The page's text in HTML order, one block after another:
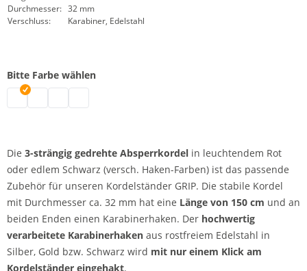
Durchmesser: 32 mm
Verschluss:
Karabiner, Edelstahl
Bitte Farbe wählen
Absperrkordel | schwarz
Absperrkordel | rot-gold
Die 3-strängig gedrehte Absperrkordel in leuchtendem Rot
oder edlem Schwarz (versch. Haken-Farben) ist das passende
Zubehör für unseren Kordelständer GRIP. Die stabile Kordel
mit Durchmesser ca. 32 mm hat eine Länge von 150 cm und an
beiden Enden einen Karabinerhaken. Der hochwertig
verarbeitete Karabinerhaken aus rostfreiem Edelstahl in
Silber, Gold bzw. Schwarz wird mit nur einem Klick am
Kordelständer eingehakt.